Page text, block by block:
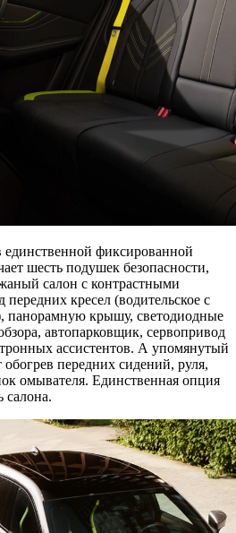
фиксированной
шесть подушек безопасности,
салон с контрастными
передних кресел (водительское с
панорамную крышу, светодиодные
автопарковщик, сервопривод
ассистентов. А упомянутый
передних сидений, руля,
омывателя. Единственная опция